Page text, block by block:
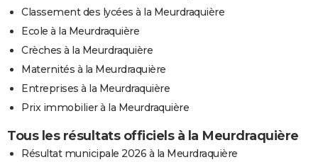
Classement des lycées à la Meurdraquière
Ecole à la Meurdraquière
Crèches à la Meurdraquière
Maternités à la Meurdraquière
Entreprises à la Meurdraquière
Prix immobilier à la Meurdraquière
Tous les résultats officiels à la Meurdraquière
Résultat municipale 2026 à la Meurdraquière